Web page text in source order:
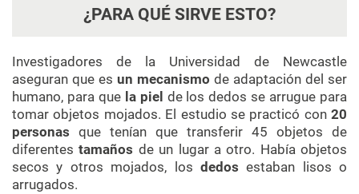
¿PARA QUÉ SIRVE ESTO?
Investigadores de la Universidad de Newcastle
aseguran que es un mecanismo de adaptación del ser
humano, para que la piel de los dedos se arrugue para
tomar objetos mojados. El estudio se practicó con 20
personas que tenían que transferir 45 objetos de
diferentestamaños de un lugar a otro. Había objetos
secos y otros mojados, los dedos estaban lisos o
arrugados.